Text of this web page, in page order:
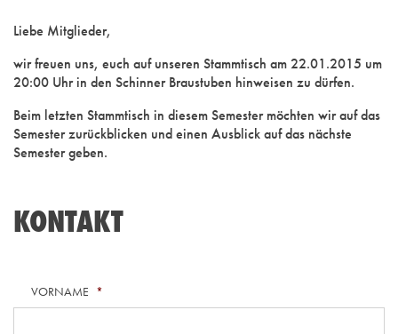
Liebe Mitglieder,
wir freuen uns, euch auf unseren Stammtisch am 22.01.2015 um
20:00 Uhr in den Schinner Braustuben hinweisen zu dürfen.
Beim letzten Stammtisch in diesem Semester möchten wir auf das
Semester zurückblicken und einen Ausblick auf das nächste
Semester geben.
KONTAKT
VORNAME *